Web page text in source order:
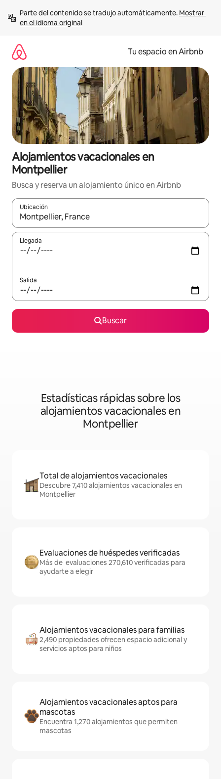
contenido
Parte del contenido se tradujo automáticamente. Mostrar
en el idioma original
Tu espacio en Airbnb
Alojamientos vacacionales en
Montpellier
Busca y reserva un alojamiento único en Airbnb
Ubicación
Cuando los resultados estén disponibles, podrás navegar
Llegada
Salida
Buscar
Estadísticas rápidas sobre los
alojamientos vacacionales en
Montpellier
Total de alojamientos vacacionales
Descubre 7,410 alojamientos vacacionales en
Montpellier
Evaluaciones de huéspedes verificadas
Más de evaluaciones 270,610 verificadas para
ayudarte a elegir
Alojamientos vacacionales para familias
2,490 propiedades ofrecen espacio adicional y
servicios aptos para niños
Alojamientos vacacionales aptos para
mascotas
Encuentra 1,270 alojamientos que permiten
mascotas